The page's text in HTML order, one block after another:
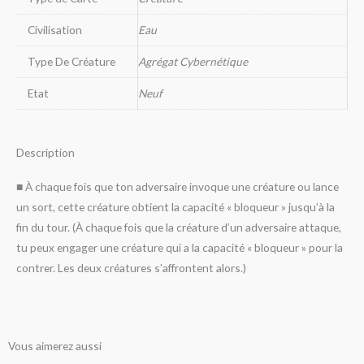
Civilisation Eau
Type De Créature Agrégat Cybernétique
Etat Neuf
Description
■ À chaque fois que ton adversaire invoque une créature ou lance
un sort, cette créature obtient la capacité « bloqueur » jusqu’à la
fin du tour. (À chaque fois que la créature d’un adversaire attaque,
tu peux engager une créature qui a la capacité « bloqueur » pour la
contrer. Les deux créatures s’affrontent alors.)
Vous aimerez aussi